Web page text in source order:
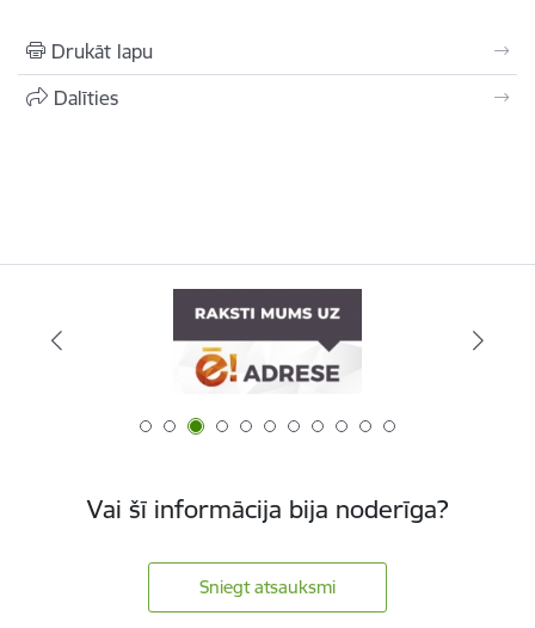
Drukāt lapu
Dalīties
Vai šī informācija bija noderīga?
Sniegt atsauksmi